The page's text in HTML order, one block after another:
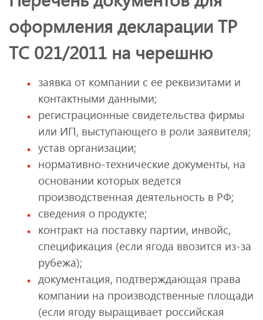
оформления декларации ТР
ТС 021/2011 на черешню
заявка от компании с ее реквизитами и
контактными данными;
регистрационные свидетельства фирмы
или ИП, выступающего в роли заявителя;
устав организации;
нормативно-технические документы, на
основании которых ведется
производственная деятельность в РФ;
сведения о продукте;
контракт на поставку партии, инвойс,
спецификация (если ягода ввозится из-за
рубежа);
документация, подтверждающая права
компании на производственные площади
(если ягоду выращивает российская